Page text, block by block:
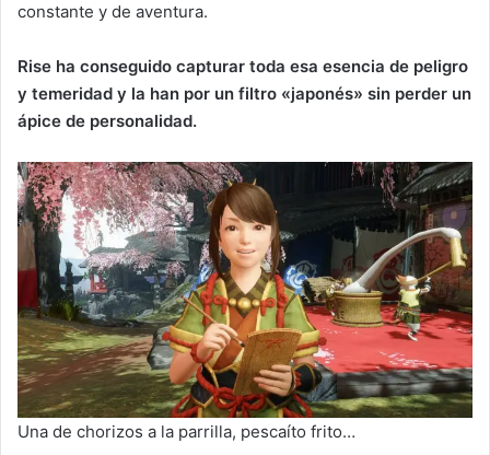
constante y de aventura.
Rise ha conseguido capturar toda esa esencia de peligro
y temeridad y la han por un filtro «japonés» sin perder un
ápice de personalidad.
Una de chorizos a la parrilla, pescaíto frito…